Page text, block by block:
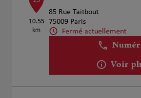
10.55
km
85 Rue Taitbout
75009 Paris
Fermé actuellement
Voir